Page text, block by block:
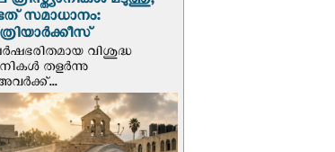
സമാധാനം:
വിശുദ്ധ
തളര്‍ന്നു